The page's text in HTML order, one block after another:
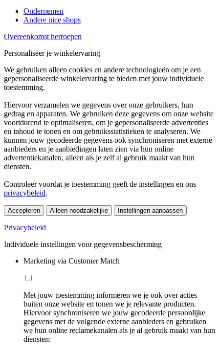
Ondernemen
Andere nice shops
Overeenkomst herroepen
Personaliseer je winkelervaring
We gebruiken alleen cookies en andere technologieën om je een
gepersonaliseerde winkelervaring te bieden met jouw individuele
toestemming.
Hiervoor verzamelen we gegevens over onze gebruikers, hun
gedrag en apparaten. We gebruiken deze gegevens om onze website
voortdurend te optimaliseren, om je gepersonaliseerde advertenties
en inhoud te tonen en om gebruiksstatistieken te analyseren. We
kunnen jouw gecodeerde gegevens ook synchroniseren met externe
aanbieders en je aanbiedingen laten zien via hun online
advertentiekanalen, alleen als je zelf al gebruik maakt van hun
diensten.
Controleer voordat je toestemming geeft de instellingen en ons
privacybeleid.
Accepteren Alleen noodzakelijke Instellingen aanpassen
Privacybeleid
Individuele instellingen voor gegevensbescherming
Marketing via Customer Match
Met jouw toestemming informeren we je ook over acties
buiten onze website en tonen we je relevante producten.
Hiervoor synchroniseren we jouw gecodeerde persoonlijke
gegevens met de volgende externe aanbieders en gebruiken
we hun online reclamekanalen als je al gebruik maakt van hun
diensten: